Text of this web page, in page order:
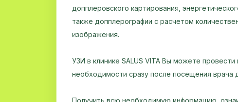
допплеровского картирования,
также допплерографии с расчетом
изображения.
УЗИ в клинике SALUS VITA Вы можете
необходимости сразу после посещения врача
Получить всю необходимую информацию,